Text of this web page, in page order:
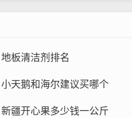
地板清洁剂排名
小天鹅和海尔建议买哪个
新疆开心果多少钱一公斤